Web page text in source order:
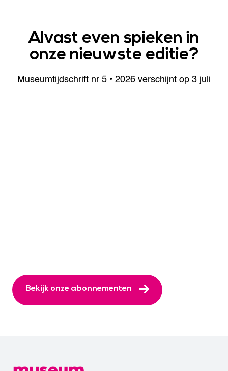
Alvast even spieken in
onze nieuwste editie?
Museumtijdschrift nr 5 • 2026 verschijnt op 3 juli
Bekijk onze abonnementen